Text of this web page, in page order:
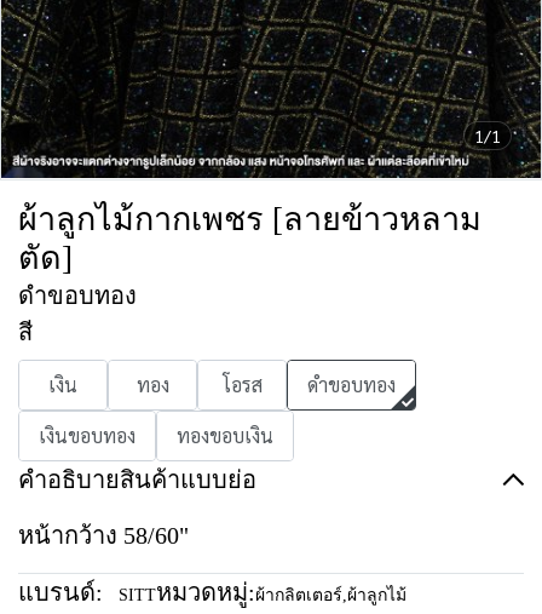
1/1
ผ้าลูกไม้กากเพชร [ลายข้าวหลาม
ตัด]
ดำขอบทอง
สี
เงิน ทอง โอรส
ดำขอบทอง
เงินขอบทอง
ทองขอบเงิน
คำอธิบายสินค้าแบบย่อ
หน้ากว้าง 58/60"
แบรนด์: SITTหมวดหมู่: ผ้ากลิตเตอร์,ผ้าลูกไม้